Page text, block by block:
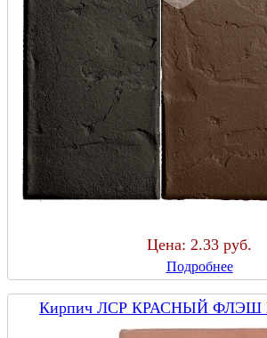
Цена: 2.33 руб.
Подробнее
Кирпич ЛСР КРАСНЫЙ ФЛЭШ